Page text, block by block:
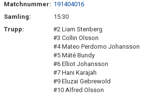
Matchnummer: 191404016
Samling:
15:30
Trupp:
#2 Liam Stenberg
#3 Collin Olsson
#4 Mateo Perdomo Johansson
#5 Máté Bundy
#6 Elliot Johansson
#7 Hani Karajah
#9 Eluzai Gebrewold
#10 Alfred Olsson